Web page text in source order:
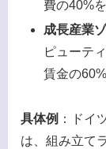
費の40%
成長産業
ピューテ
賃金の60%
具体例 ：ドイ
は、組み立て